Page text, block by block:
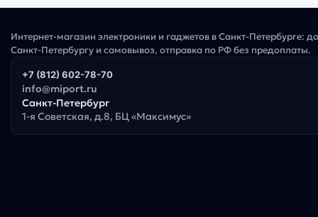
Интернет-магазин электроники и гаджетов в Санкт-Петербурге:
Санкт-Петербургу и самовывоз, отправка по РФ без предоплаты.
+7 (812) 602-78-70
info@miport.ru
Санкт-Петербург
1-я Советская, д.8, БЦ «Максимус»